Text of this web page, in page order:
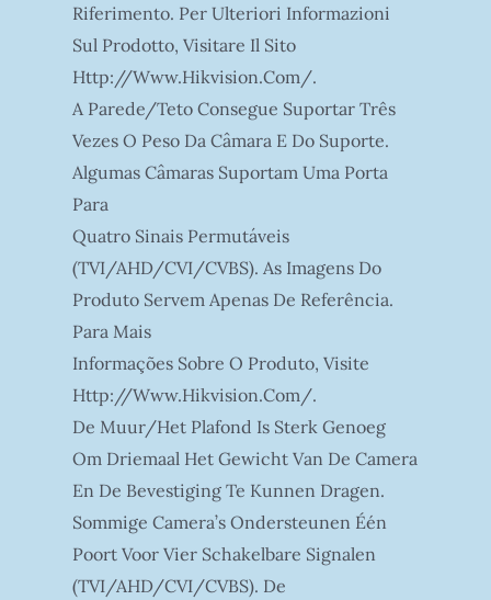
Riferimento. Per Ulteriori Informazioni
Sul Prodotto, Visitare Il Sito
Http://www.hikvision.com/.
A Parede/teto Consegue Suportar Três
Vezes O Peso Da Câmara E Do Suporte.
Algumas Câmaras Suportam Uma Porta
Para
Quatro Sinais Permutáveis
(TVI/AHD/CVI/CVBS). As Imagens Do
Produto Servem Apenas De Referência.
Para Mais
Informações Sobre O Produto, Visite
Http://www.hikvision.com/.
De Muur/het Plafond Is Sterk Genoeg
Om Driemaal Het Gewicht Van De Camera
En De Bevestiging Te Kunnen Dragen.
Sommige Camera’s Ondersteunen Één
Poort Voor Vier Schakelbare Signalen
(TVI/AHD/CVI/CVBS). De